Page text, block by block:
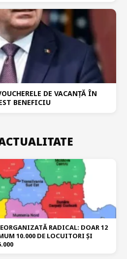
DE VACANȚĂ ÎN
BENEFICIU
RADICAL: DOAR 12
10.000 DE LOCUITORI ȘI